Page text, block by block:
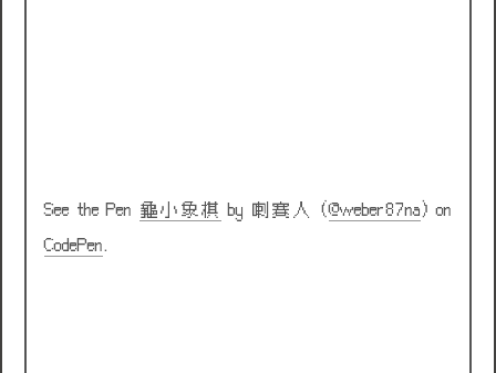
See the Pen 龜小象棋 by 喇賽人 (@weber87na ) on
CodePen.